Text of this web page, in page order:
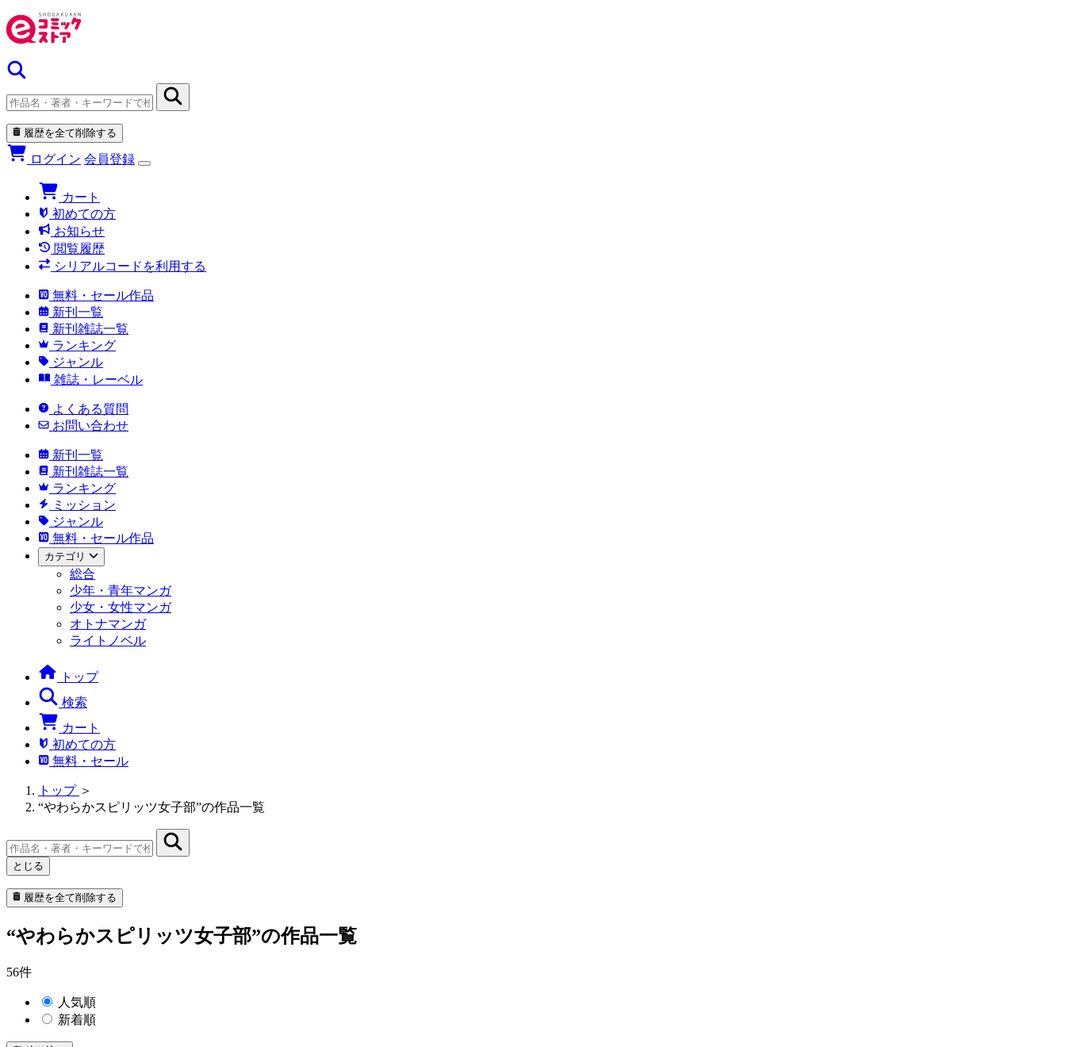
履歴を全て削除する
ログイン 会員登録
カート
初めての方
お知らせ
閲覧履歴
シリアルコードを利用する
無料・セール作品
新刊一覧
新刊雑誌一覧
ランキング
ジャンル
雑誌・レーベル
よくある質問
お問い合わせ
新刊一覧
新刊雑誌一覧
ランキング
ミッション
ジャンル
無料・セール作品
カテゴリ
総合
少年・青年マンガ
少女・女性マンガ
オトナマンガ
ライトノベル
トップ
検索
カート
初めての方
無料・セール
トップ ＞
“やわらかスピリッツ女子部”の作品一覧
とじる
履歴を全て削除する
“やわらかスピリッツ女子部”の作品一覧
56件
人気順
新着順